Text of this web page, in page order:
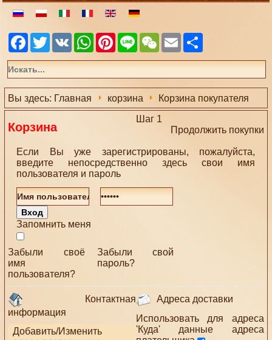
Facebook
TwitterVK WhatsAppPinterest
Line WeChatEmail
Вы здесь: Главная корзина Корзина покупателя
Корзина
Шаг 1
Продолжить покупки
Если Вы уже зарегистрированы, пожалуйста,
введите непосредственно здесь свои имя
пользователя и пароль
Запомнить меня
Забыли своё
имя
пользователя?
Забыли свой
пароль?
Контактная
информация
Добавить/Изменить
Адреса доставки
Использовать для адреса
'Куда' данные адреса